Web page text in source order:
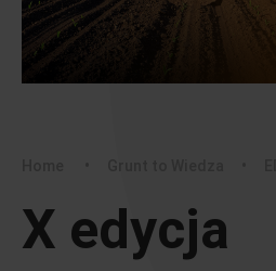
X edycja